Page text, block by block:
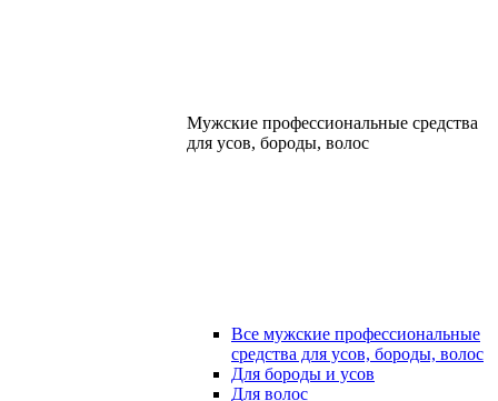
Мужские профессиональные средства
для усов, бороды, волос
Все мужские профессиональные
средства для усов, бороды, волос
Для бороды и усов
Для волос